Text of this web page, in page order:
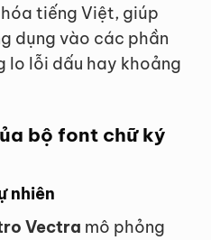
tiếng Việt, giúp
dụng vào các phần
lo lỗi dấu hay khoảng
bộ font chữ ký
nhiên
Vectra mô phỏng